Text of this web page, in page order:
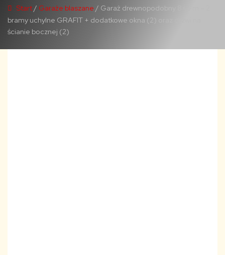
Start/ Garaże blaszane / Garaż drewnopodobny 8×6 m – 2
bramy uchylne GRAFIT + dodatkowe okna (2) oraz drzwi na
ścianie bocznej (2)